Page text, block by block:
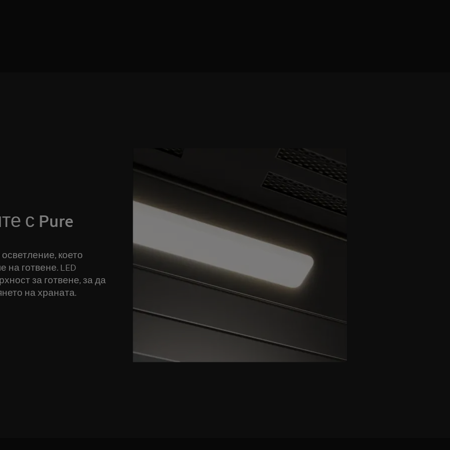
с Pure
което
на готвене. LED
за готвене, за да
на храната.